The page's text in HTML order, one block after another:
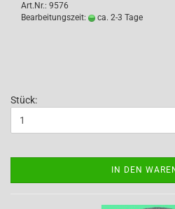
Art.Nr.: 9576
Bearbeitungszeit:
ca. 2-3 Tage
Stück:
IN DEN